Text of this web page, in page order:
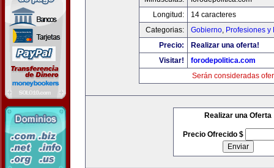
Longitud:
14 caracteres
Categorias:
Gobierno, Profesiones y
Precio:
Realizar una oferta!
Visitar!
forodepolitica.com
Serán consideradas
Realizar una Oferta
Precio Ofrecido $